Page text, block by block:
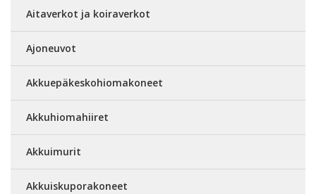
Aitaverkot ja koiraverkot
Ajoneuvot
Akkuepäkeskohiomakoneet
Akkuhiomahiiret
Akkuimurit
Akkuiskuporakoneet